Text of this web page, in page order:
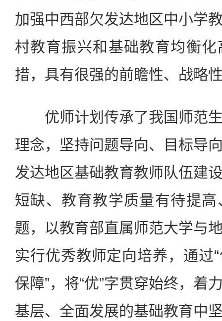
加强中西部欠发达地区中小学
村教育振兴和基础教育均衡
措，具有很强的前瞻性、战略
优师计划传承了我国师范生
理念，坚持问题导向、目标导
发达地区基础教育教师队伍建
短缺、教育教学质量有待提
题，以教育部直属师范大学与
实行优秀教师定向培养，通过
保障”，将“优”字贯穿始终，着
基层、全面发展的基础教育中